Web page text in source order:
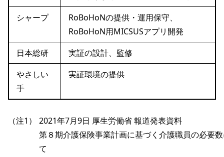
シャープ
RoBoHoNの提供・運用保守、
RoBoHoN用MICSUSアプリ開発
日本総研
実証の設計、監修
やさしい
手
実証環境の提供
（注1）
2021年7月9日 厚生労働省 報道発表資料
第８期介護保険事業計画に基づく介護職員の必要
て